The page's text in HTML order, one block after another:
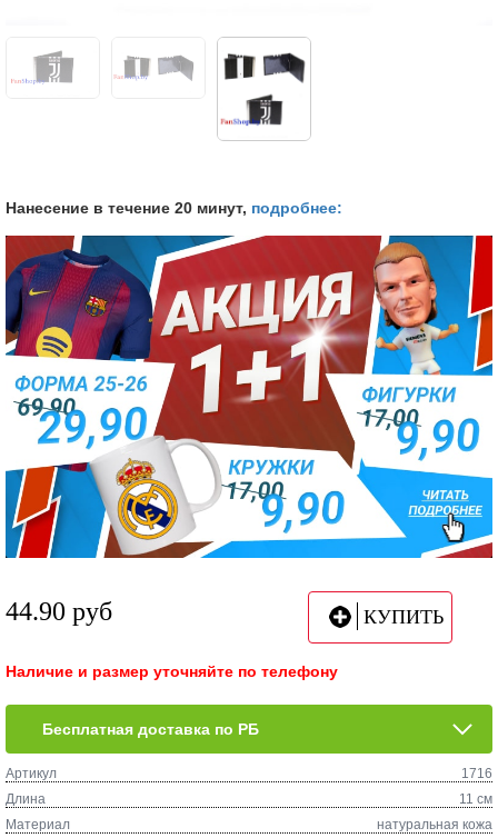
Нанесение в течение 20 минут, подробнее:
44.90 руб КУПИТЬ
Наличие и размер уточняйте по телефону
Бесплатная доставка по РБ
Артикул
1716
Длина
11 см
Материал
натуральная кожа